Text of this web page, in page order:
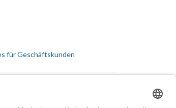
für Geschäftskunden